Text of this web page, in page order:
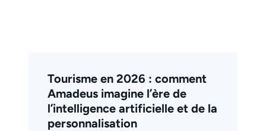
Tourisme en 2026 : comment
Amadeus imagine l’ère de
l’intelligence artificielle et de la
personnalisation